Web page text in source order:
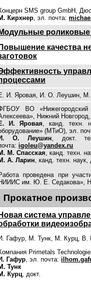
SMS group GmbH,
Кирхнер , эл. почта:
Модульные
Повышение качества
И. Яровая, И. О. Леушин,
ВО «Нижегородский
Нижний
И. Яровая , канд. техн.
(МТиО), эл.
О. Леушин , докт.
igoleu@yandex.ru
М. Спасская , канд. техн.
А. Ларин , канд. техн.
проведена при
им. Ю. Е. Седакова»,
Прокатное
Новая система
Гафур, М. Тунк, М. Курц, В.
Primetals
Гафур, эл. почта:
Тунк
Курц, докт.